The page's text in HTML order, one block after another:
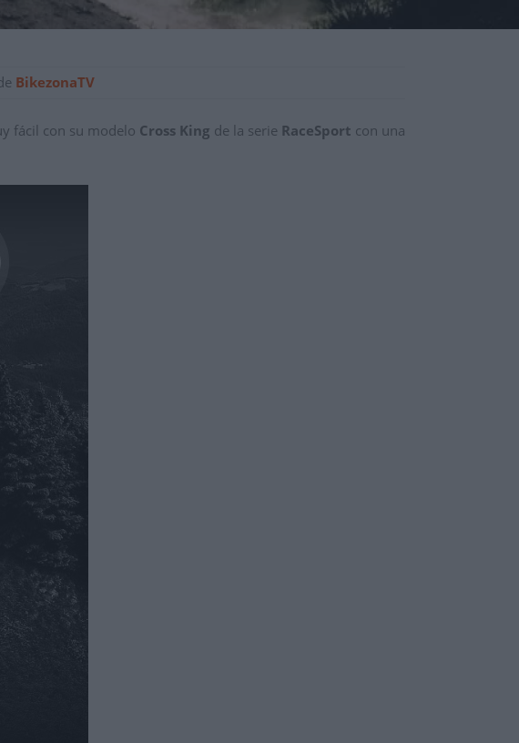
BikezonaTV
fácil con su modelo Cross King de la serie RaceSport con una